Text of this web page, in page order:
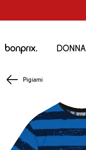
Donna
Pigiami